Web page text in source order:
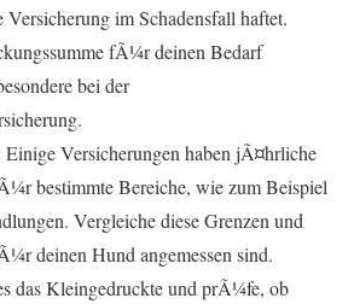
im Schadensfall haftet.
fÃ¼r deinen Bedarf
bei der
Einige Versicherungen haben jÃ¤hrliche
bestimmte Bereiche, wie zum Beispiel
Vergleiche diese Grenzen und
deinen Hund angemessen sind.
das Kleingedruckte und prÃ¼fe, ob